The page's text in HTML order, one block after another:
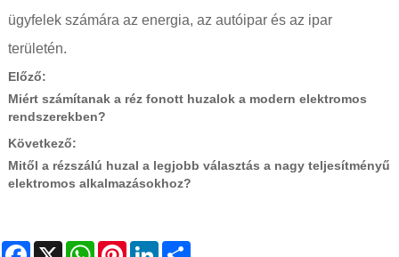
ügyfelek számára az energia, az autóipar és az ipar
területén.
Előző:
Miért számítanak a réz fonott huzalok a modern elektromos
rendszerekben?
Következő:
Mitől a rézszálú huzal a legjobb választás a nagy teljesítményű
elektromos alkalmazásokhoz?
Facebook
X WhatsAppPinterestLinkedIn